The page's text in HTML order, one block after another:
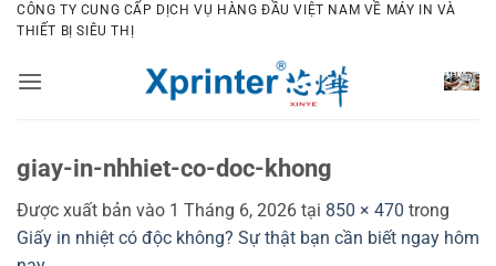
Bỏ
qua
dung
CÔNG TY CUNG CẤP DỊCH VỤ HÀNG ĐẦU VIỆT NAM VỀ MÁY IN VÀ
THIẾT BỊ SIÊU THỊ
giay-in-nhhiet-co-doc-khong
Được xuất bản vào 1 Tháng 6, 2026 tại 850 × 470 trong
Giấy in nhiệt có độc không? Sự thật bạn cần biết ngay hôm